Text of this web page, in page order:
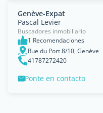
Genève-Expat
Pascal Levier
Buscadores inmobiliario
1 Recomendaciones
Rue du Port 8/10, Genève
41787272420
Ponte en contacto